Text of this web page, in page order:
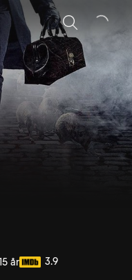
Sök
år 3.9